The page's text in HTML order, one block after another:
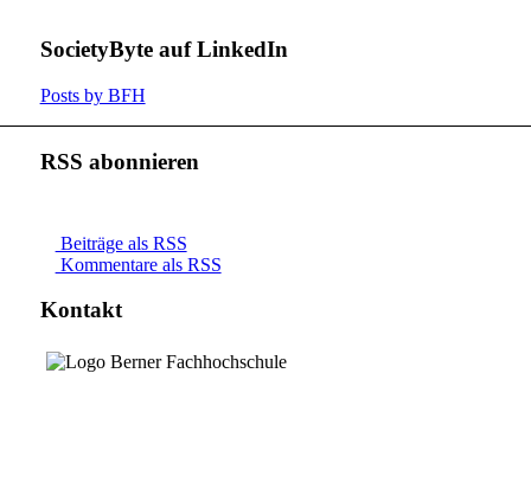
SocietyByte auf LinkedIn
Posts by BFH
RSS abonnieren
Beiträge als RSS
Kommentare als RSS
Kontakt